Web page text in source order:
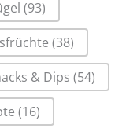
(93)
(38)
& Dips (54)
(16)